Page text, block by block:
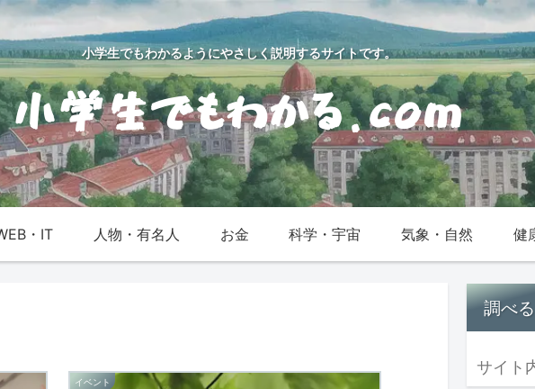
小学生でもわかるようにやさしく説明するサイトです。
・IT 人物・有名人 お金 科学・宇宙 気象・自然 健
イベント
調べる